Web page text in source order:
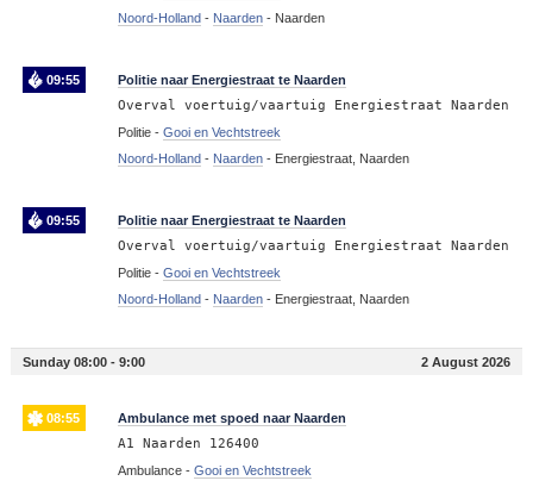
Noord-Holland- Naarden- Naarden
09:55 Politie naar Energiestraat te Naarden
Overval voertuig/vaartuig Energiestraat Naarden
Politie - Gooi en Vechtstreek
Noord-Holland- Naarden- Energiestraat, Naarden
09:55 Politie naar Energiestraat te Naarden
Overval voertuig/vaartuig Energiestraat Naarden
Politie - Gooi en Vechtstreek
Noord-Holland- Naarden- Energiestraat, Naarden
Sunday 08:00 - 9:00 2 August 2026
08:55 Ambulance met spoed naar Naarden
A1 Naarden 126400
Ambulance - Gooi en Vechtstreek